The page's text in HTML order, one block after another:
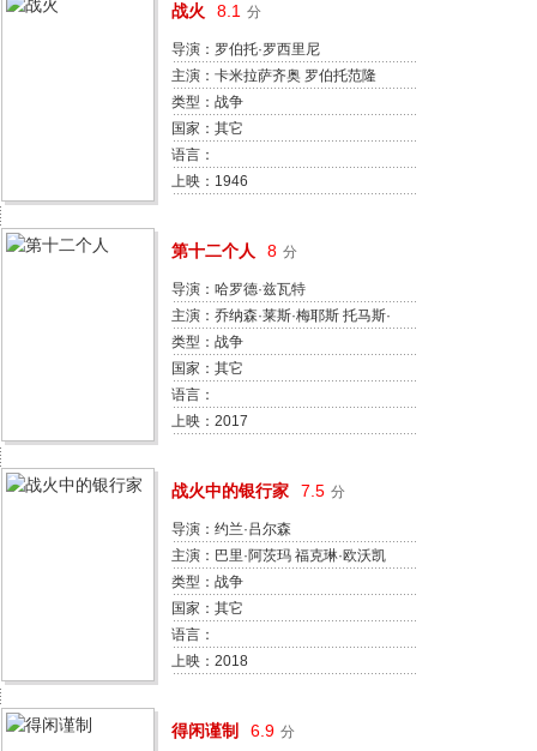
战火 8.1 分
导演：罗伯托·罗西里尼
主演：卡米拉萨齐奥 罗伯托范隆
多茨·约翰逊 Alfonsino Pasca 玛丽
亚·米琪 加尔·摩尔 哈丽特·梅丁 伦
佐·阿万佐 威廉·塔布斯 戴尔·埃德
蒙兹
类型：战争
国家：其它
语言：
上映：1946
第十二个人 8 分
导演：哈罗德·兹瓦特
主演：乔纳森·莱斯·梅耶斯 托马斯·
古勒斯塔德 玛丽·布洛克胡斯 戈尔·
维加·霍尔 马丁·基弗 克里斯托弗·
乔格森 阿克塞尔·巴罗·阿森 玛蒂尔
德·索菲·亨里克森 麦德斯·斯加德·
类型：战争
国家：其它
语言：
上映：2017
战火中的银行家 7.5 分
导演：约兰·吕尔森
主演：巴里·阿茨玛 福克琳·欧沃凯
尔克 皮埃尔·波克玛 雷蒙德·提哈瑞
马德奥·范·德·格里恩 雅普·斯派克
斯 弗雷德克·布姆 Sijtze van der
Meer 克里斯蒂安·伯恩查特
类型：战争
国家：其它
语言：
上映：2018
得闲谨制 6.9 分